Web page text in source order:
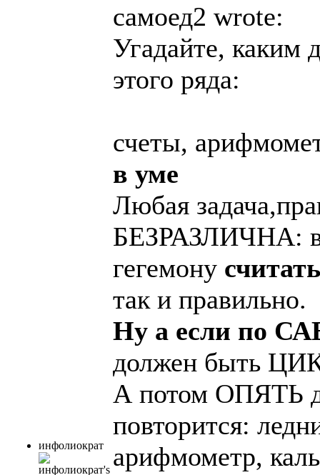
инфолиократ
самоед2 wrote:
Угадайте, каким
этого ряда:
счеты,
в уме
Любая
БЕЗРАЗЛИЧНА:
гегемону
так и правильно.
Ну а если по
должен быть
А потом ОПЯТЬ
повторится:
арифмометр,